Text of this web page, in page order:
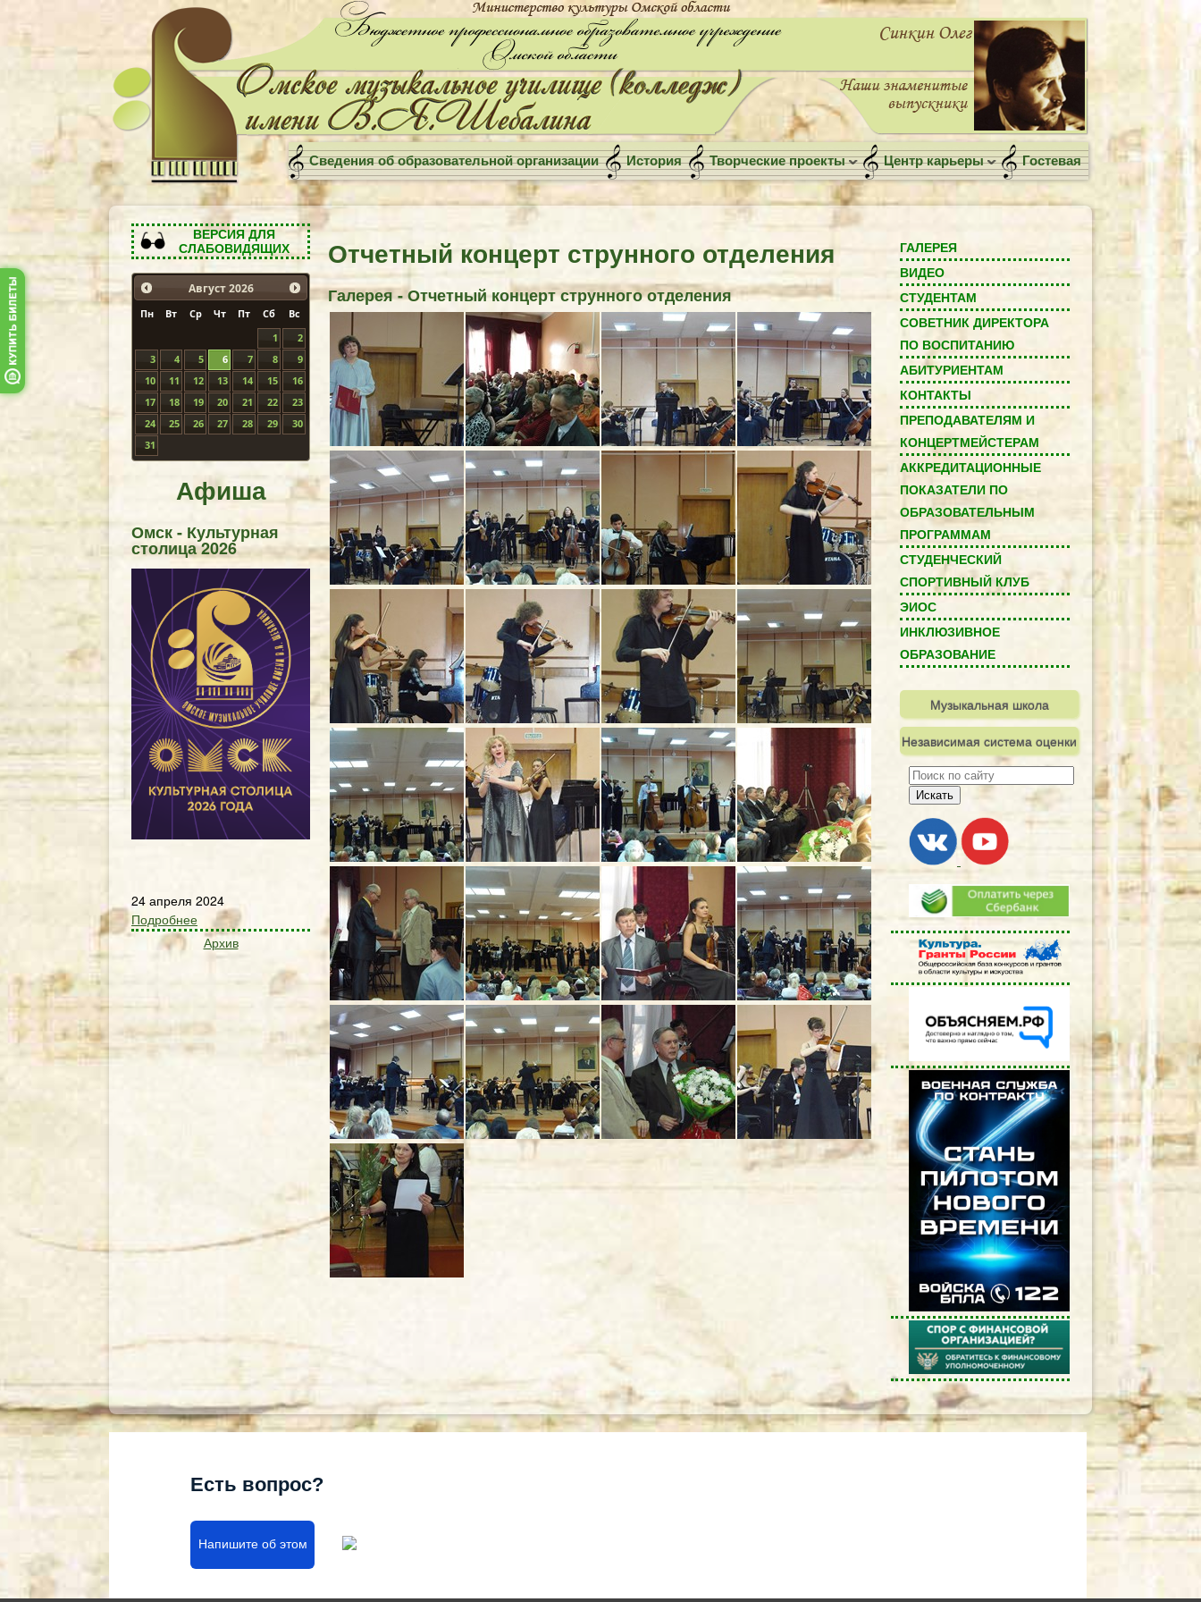
Сведения об образовательной организации История Творческие проекты Центр карьеры Гостевая
ВЕРСИЯ ДЛЯ
СЛАБОВИДЯЩИХ
Август 2026
Пн Вт Ср Чт Пт Сб
Вс
1
2
3
4 5 6 7 8
9
10
11 12 13 14 15
16
17
18 19 20 21 22
23
24
25 26 27 28 29
30
31
Афиша
Омск - Культурная
столица 2026
24 апреля 2024
Подробнее
Архив
Отчетный концерт струнного отделения
Галерея - Отчетный концерт струнного отделения
ГАЛЕРЕЯ
ВИДЕО
СТУДЕНТАМ
СОВЕТНИК ДИРЕКТОРА
ПО ВОСПИТАНИЮ
АБИТУРИЕНТАМ
КОНТАКТЫ
ПРЕПОДАВАТЕЛЯМ И
КОНЦЕРТМЕЙСТЕРАМ
АККРЕДИТАЦИОННЫЕ
ПОКАЗАТЕЛИ ПО
ОБРАЗОВАТЕЛЬНЫМ
ПРОГРАММАМ
СТУДЕНЧЕСКИЙ
СПОРТИВНЫЙ КЛУБ
ЭИОС
ИНКЛЮЗИВНОЕ
ОБРАЗОВАНИЕ
Музыкальная школа
Независимая система оценки
качества
Искать
Есть вопрос?
Напишите об этом